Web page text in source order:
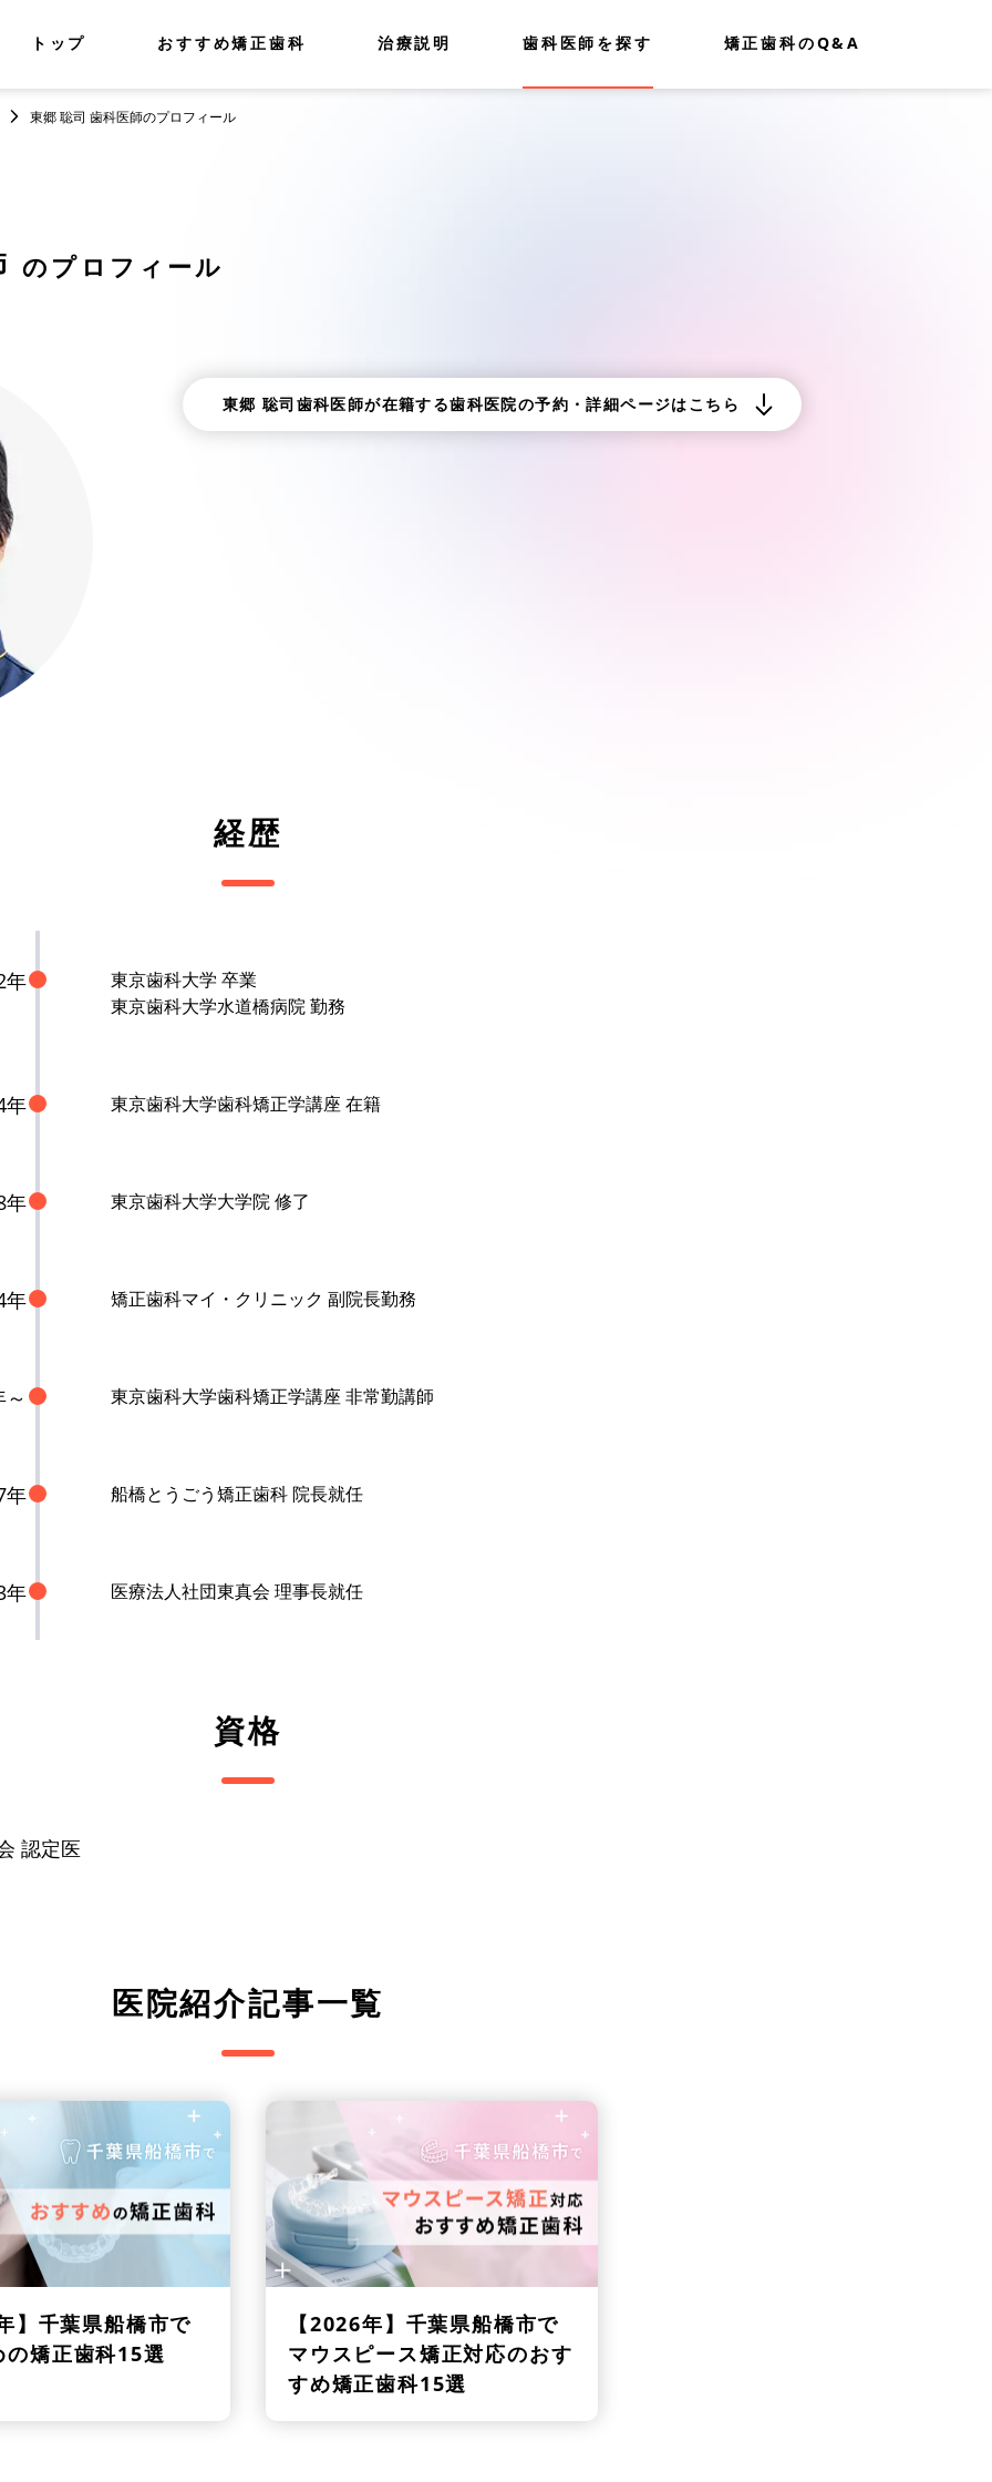
トップ おすすめ矯正歯科 治療説明 歯科医師を探す 矯正歯科のQ&A
東郷 聡司 歯科医師のプロフィール
のプロフィール
東郷 聡司歯科医師が在籍する歯科医院の予約・詳細ページはこちら
経歴
年
東京歯科大学 卒業
東京歯科大学水道橋病院 勤務
年 東京歯科大学歯科矯正学講座 在籍
年 東京歯科大学大学院 修了
年 矯正歯科マイ・クリニック 副院長勤務
東京歯科大学歯科矯正学講座 非常勤講師
年 船橋とうごう矯正歯科 院長就任
年 医療法人社団東真会 理事長就任
資格
認定医
医院紹介記事一覧
】 千葉県船橋市で
の矯正歯科15選
【2026年】 千葉県船橋市で
マウスピース矯正対応のおす
すめ矯正歯科15選